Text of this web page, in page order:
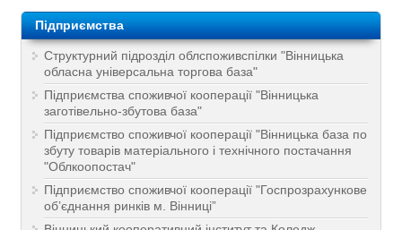
Підприємства
Структурний підрозділ облспоживспілки "Вінницька
обласна універсальна торгова база"
Підприємства споживчої кооперації "Вінницька
заготівельно-збутова база"
Підприємство споживчої кооперації "Вінницька база по
збуту товарів матеріального і технічного постачання
"Облкоопостач"
Підприємство споживчої кооперації "Госпрозрахункове
об’єднання ринків м. Вінниці”